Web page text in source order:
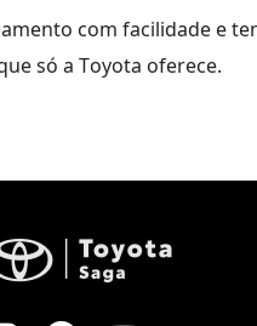
com facilidade e
só a Toyota oferece.